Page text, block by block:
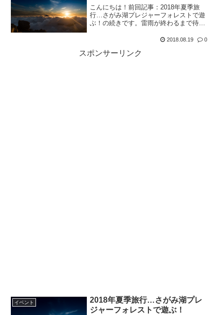
こんにちは！前回記事：2018年夏季旅
行…さがみ湖プレジャーフォレストで遊
ぶ！の続きです。雷雨が終わるまで待っ
いました。なので、前回のキャンプの反
ァイヤーできず）を基に...
2018.08.19 0
スポンサーリンク
イベント
2018年夏季旅行…さがみ湖プレ
ジャーフォレストで遊ぶ！